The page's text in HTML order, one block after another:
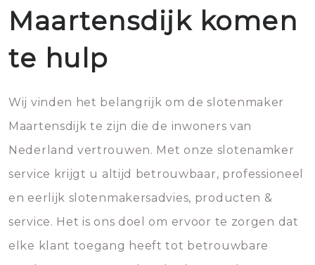
Maartensdijk komen
te hulp
Wij vinden het belangrijk om de slotenmaker
Maartensdijk te zijn die de inwoners van
Nederland vertrouwen. Met onze slotenamker
service krijgt u altijd betrouwbaar, professioneel
en eerlijk slotenmakersadvies, producten &
service. Het is ons doel om ervoor te zorgen dat
elke klant toegang heeft tot betrouwbare